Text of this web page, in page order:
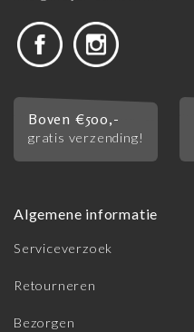
Boven €500,-
gratis verzending!
Algemene informatie
Serviceverzoek
Retourneren
Bezorgen